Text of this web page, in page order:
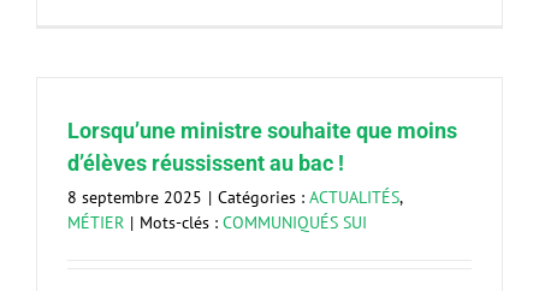
Lorsqu’une ministre souhaite que moins
d’élèves réussissent au bac !
8 septembre 2025 | Catégories : ACTUALITÉS,
MÉTIER | Mots-clés : COMMUNIQUÉS SUI